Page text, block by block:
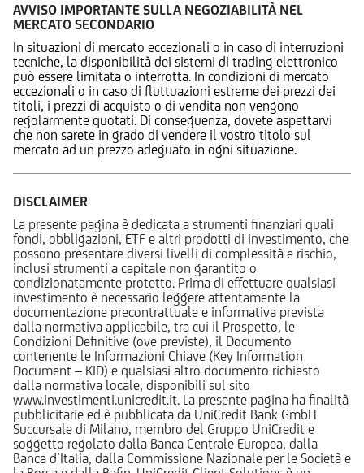
AVVISO IMPORTANTE SULLA NEGOZIABILITÀ NEL
MERCATO SECONDARIO
In situazioni di mercato eccezionali o in caso di interruzioni
tecniche, la disponibilità dei sistemi di trading elettronico
può essere limitata o interrotta. In condizioni di mercato
eccezionali o in caso di fluttuazioni estreme dei prezzi dei
titoli, i prezzi di acquisto o di vendita non vengono
regolarmente quotati. Di conseguenza, dovete aspettarvi
che non sarete in grado di vendere il vostro titolo sul
mercato ad un prezzo adeguato in ogni situazione.
DISCLAIMER
La presente pagina è dedicata a strumenti finanziari quali
fondi, obbligazioni, ETF e altri prodotti di investimento, che
possono presentare diversi livelli di complessità e rischio,
inclusi strumenti a capitale non garantito o
condizionatamente protetto. Prima di effettuare qualsiasi
investimento è necessario leggere attentamente la
documentazione precontrattuale e informativa prevista
dalla normativa applicabile, tra cui il Prospetto, le
Condizioni Definitive (ove previste), il Documento
contenente le Informazioni Chiave (Key Information
Document – KID) e qualsiasi altro documento richiesto
dalla normativa locale, disponibili sul sito
www.investimenti.unicredit.it. La presente pagina ha finalità
pubblicitarie ed è pubblicata da UniCredit Bank GmbH
Succursale di Milano, membro del Gruppo UniCredit e
soggetto regolato dalla Banca Centrale Europea, dalla
Banca d’Italia, dalla Commissione Nazionale per le Società e